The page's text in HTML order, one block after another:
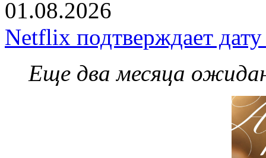
01.08.2026
Netflix подтверждает
Еще два месяца